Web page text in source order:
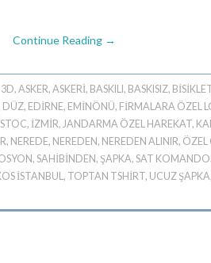
Continue Reading →
3D,ASKER,ASKERİ, BASKILI, BASKISIZ,
DÜZ, EDİRNE, EMINÖNÜ, FİRMALARA ÖZEL
, İZMIR, JANDARMA ÖZEL HAREKAT,
, NEREDE, NEREDEN, NEREDEN ALINIR, ÖZEL
, SAHİBİNDEN, ŞAPKA, SAT
ISTANBUL , TOPTAN TSHIRT, UCUZ ŞAPKA,